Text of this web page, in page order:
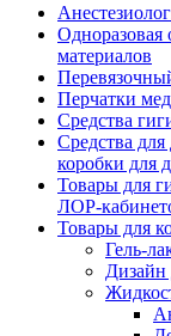
материалов
Перчатки
Средства
Средства
коробки для
Товары для
ЛОР-
Товары для
Гель-
Дизайн